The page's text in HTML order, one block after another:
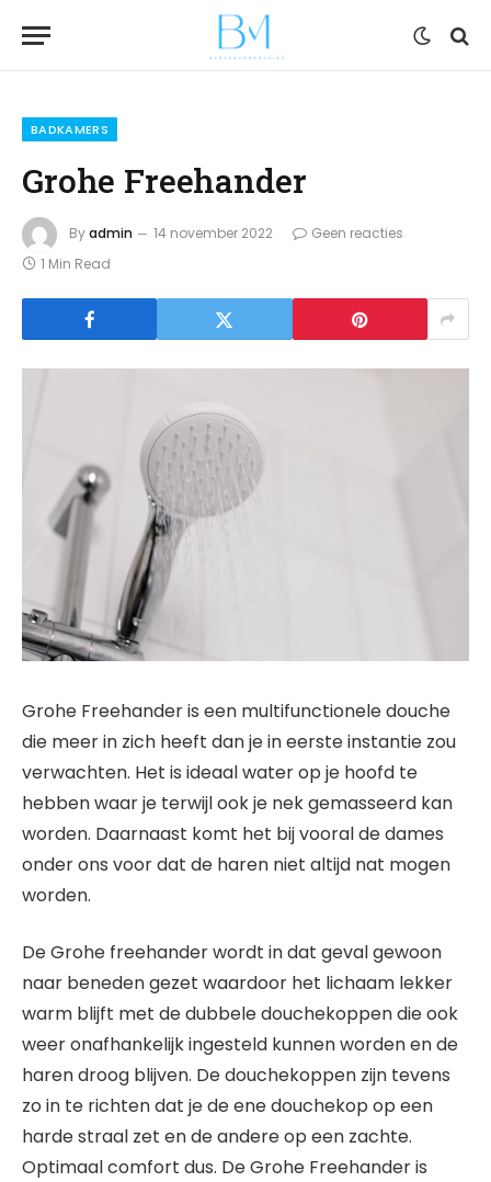
BADKAMERS
Grohe Freehander
Byadmin 14 november 2022
Geen reacties
1 Min Read
Grohe Freehander is een multifunctionele douche
die meer in zich heeft dan je in eerste instantie zou
verwachten. Het is ideaal water op je hoofd te
hebben waar je terwijl ook je nek gemasseerd kan
worden. Daarnaast komt het bij vooral de dames
onder ons voor dat de haren niet altijd nat mogen
worden.
De Grohe freehander wordt in dat geval gewoon
naar beneden gezet waardoor het lichaam lekker
warm blijft met de dubbele douchekoppen die ook
weer onafhankelijk ingesteld kunnen worden en de
haren droog blijven. De douchekoppen zijn tevens
zo in te richten dat je de ene douchekop op een
harde straal zet en de andere op een zachte.
Optimaal comfort dus. De Grohe Freehander is